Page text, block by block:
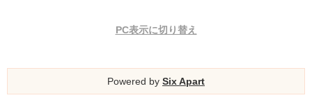
PC表示に切り替え
Powered by Six Apart